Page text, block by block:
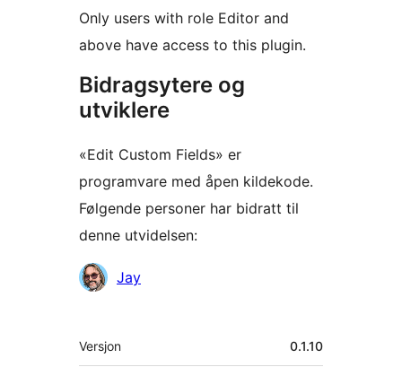
Only users with role Editor and
above have access to this plugin.
Bidragsytere og
utviklere
«Edit Custom Fields» er
programvare med åpen kildekode.
Følgende personer har bidratt til
denne utvidelsen:
Bidragsytere
Jay
Meta
Versjon 0.1.10